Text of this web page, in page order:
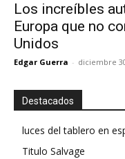
Los increíbles
Europa que no
Unidos
Edgar Guerra - diciembre
Destacados
luces del tablero en
Titulo Salvage